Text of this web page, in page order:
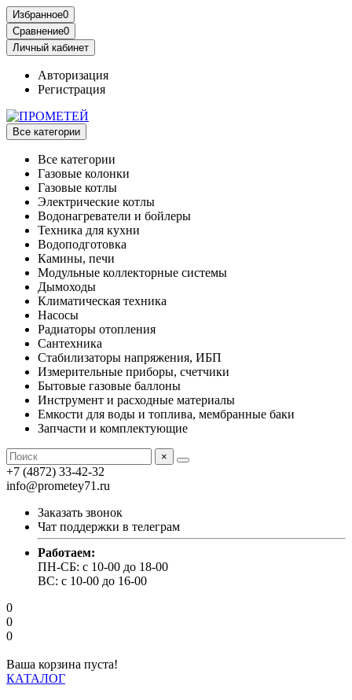
Избранное0
Сравнение0
Личный кабинет
Авторизация
Регистрация
Все категории
Все категории
Газовые колонки
Газовые котлы
Электрические котлы
Водонагреватели и бойлеры
Техника для кухни
Водоподготовка
Камины, печи
Модульные коллекторные системы
Дымоходы
Климатическая техника
Насосы
Радиаторы отопления
Сантехника
Стабилизаторы напряжения, ИБП
Измерительные приборы, счетчики
Бытовые газовые баллоны
Инструмент и расходные материалы
Емкости для воды и топлива, мембранные баки
Запчасти и комплектующие
×
+7 (4872) 33-42-32
info@prometey71.ru
Заказать звонок
Чат поддержки в телеграм
Работаем:
ПН-СБ: с 10-00 до 18-00
ВС: с 10-00 до 16-00
0
0
0
Ваша корзина пуста!
КАТАЛОГ